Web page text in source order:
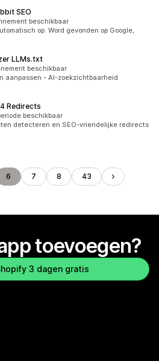
SEO
beschikbaar
op. Word gevonden op Google,
LLMs.txt
beschikbaar
aanpassen - AI-zoekzichtbaarheid
Redirects
beschikbaar
detecteren en SEO-vriendelijke redirects
6 7 8 43
toevoegen?
3 dagen gratis